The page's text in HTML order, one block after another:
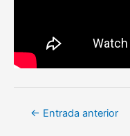
Navegación
← Entrada anterior